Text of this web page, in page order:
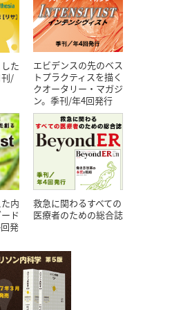
た
/
エビデンスの先のベス
トプラクティスを描く
クオータリー・マガジ
ン。季刊/年4回発行
内
ド
発
救急に関わるすべての
医療者のための総合誌